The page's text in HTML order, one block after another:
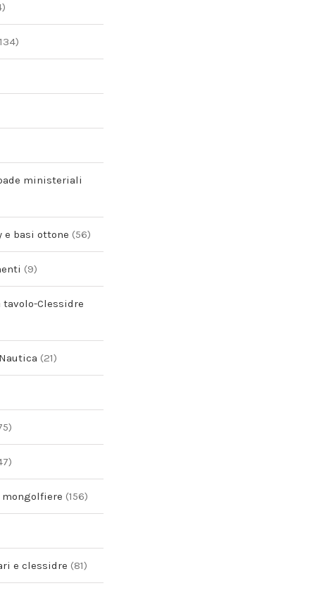
ministeriali
e basi ottone (56)
(9)
tavolo-Clessidre
(21)
(156)
e clessidre (81)